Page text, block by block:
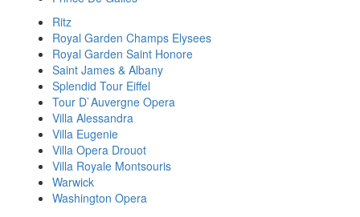
Ritz
Royal Garden Champs Elysees
Royal Garden Saint Honore
Saint James & Albany
Splendid Tour Eiffel
Tour D`Auvergne Opera
Villa Alessandra
Villa Eugenie
Villa Opera Drouot
Villa Royale Montsouris
Warwick
Washington Opera